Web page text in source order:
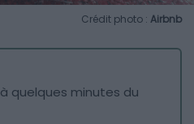
Crédit photo : Airbnb
à quelques minutes du